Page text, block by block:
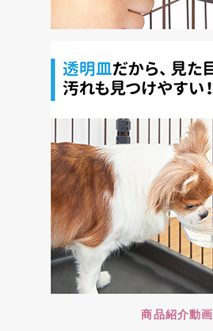
商品紹介動画